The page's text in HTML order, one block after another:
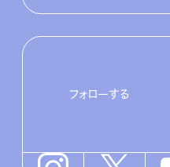
フォローする